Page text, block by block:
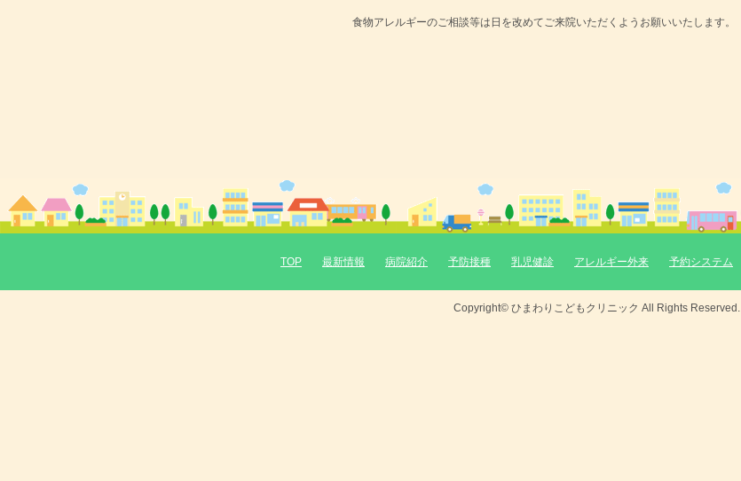
食物アレルギーのご相談等は日を改めてご来院いただくようお願いいたします。
TOP 最新情報 病院紹介 予防接種 乳児健診 アレルギー外来 予約システム
Copyright© ひまわりこどもクリニック All Rights Reserved.